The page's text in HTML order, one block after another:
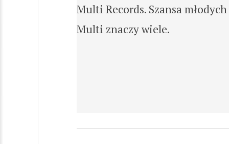
Multi Records. Szansa
Multi znaczy wiele.